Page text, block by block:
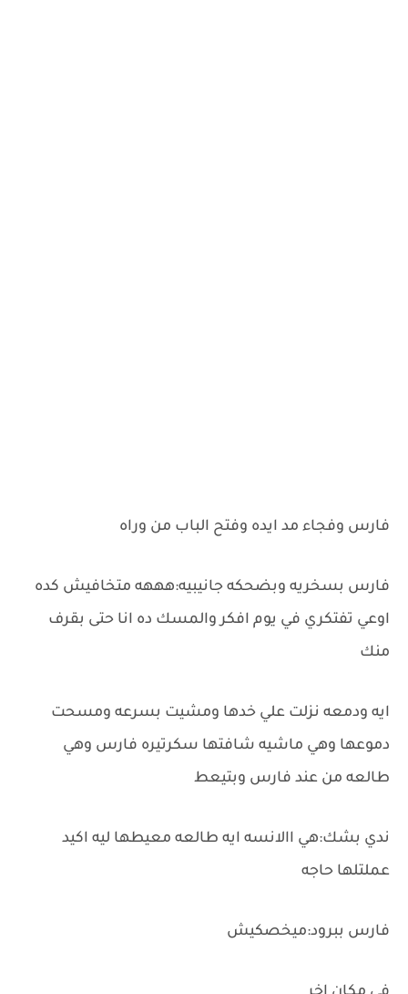
فارس وفجاء مد ايده وفتح الباب من وراه
فارس بسخريه وبضحكه جانيبيه:هههه متخافيش كده
اوعي تفتكري في يوم افكر والمسك ده انا حتى بقرف
منك
ايه ودمعه نزلت علي خدها ومشيت بسرعه ومسحت
دموعها وهي ماشيه شافتها سكرتيره فارس وهي
طالعه من عند فارس وبتيعط
ندي بشك:هي االانسه ايه طالعه معيطها ليه اكيد
عملتلها حاجه
فارس ببرود:ميخصكيش